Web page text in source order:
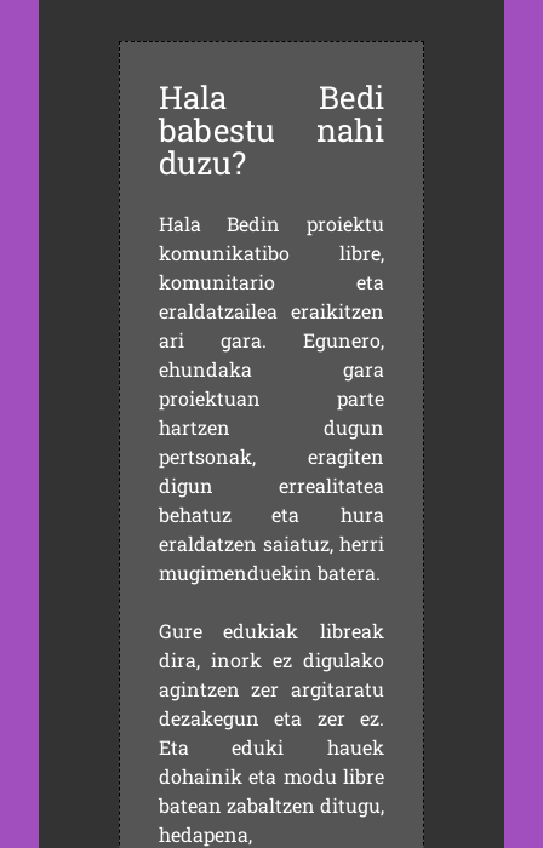
Hala Bedi
babestu nahi
duzu?
Hala Bedin proiektu
komunikatibo libre,
komunitario eta
eraldatzailea eraikitzen
ari gara. Egunero,
ehundaka gara
proiektuan parte
hartzen dugun
pertsonak, eragiten
digun errealitatea
behatuz eta hura
eraldatzen saiatuz, herri
mugimenduekin batera.
Gure edukiak libreak
dira, inork ez digulako
agintzen zer argitaratu
dezakegun eta zer ez.
Eta eduki hauek
dohainik eta modu libre
batean zabaltzen ditugu,
hedapena,